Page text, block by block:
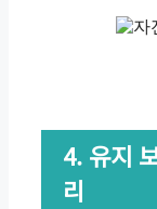
4. 유지
리